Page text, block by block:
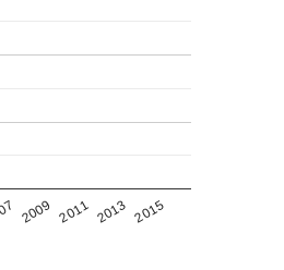
2009 2011 2013 2015